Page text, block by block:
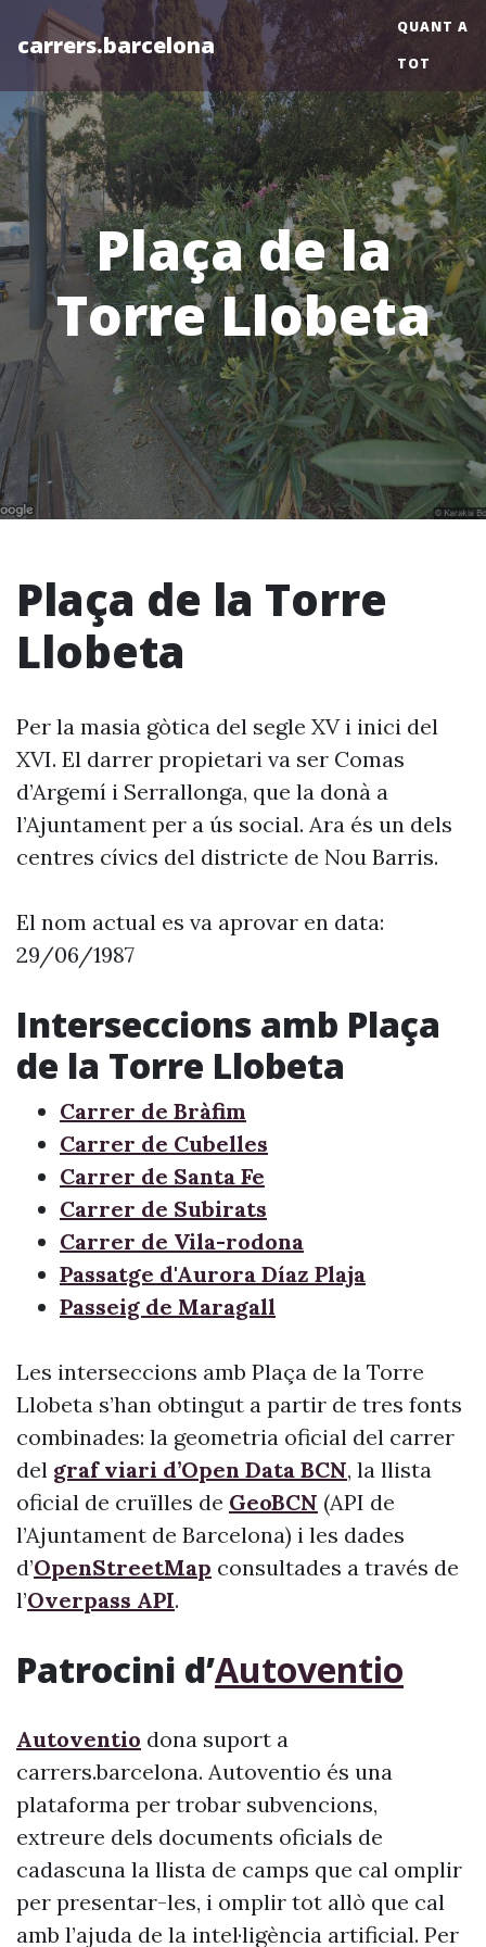
carrers.barcelona
QUANT A
TOT
Plaça de la
Torre Llobeta
Plaça de la Torre
Llobeta
Per la masia gòtica del segle XV i inici del
XVI. El darrer propietari va ser Comas
d’Argemí i Serrallonga, que la donà a
l’Ajuntament per a ús social. Ara és un dels
centres cívics del districte de Nou Barris.
El nom actual es va aprovar en data:
29/06/1987
Interseccions amb Plaça
de la Torre Llobeta
Carrer de Bràfim
Carrer de Cubelles
Carrer de Santa Fe
Carrer de Subirats
Carrer de Vila-rodona
Passatge d'Aurora Díaz Plaja
Passeig de Maragall
Les interseccions amb Plaça de la Torre
Llobeta s’han obtingut a partir de tres fonts
combinades: la geometria oficial del carrer
del graf viari d’Open Data BCN, la llista
oficial de cruïlles de GeoBCN (API de
l’Ajuntament de Barcelona) i les dades
d’OpenStreetMap consultades a través de
l’Overpass API.
Patrocini d’Autoventio
Autoventio dona suport a
carrers.barcelona. Autoventio és una
plataforma per trobar subvencions,
extreure dels documents oficials de
cadascuna la llista de camps que cal omplir
per presentar-les, i omplir tot allò que cal
amb l’ajuda de la intel·ligència artificial. Per